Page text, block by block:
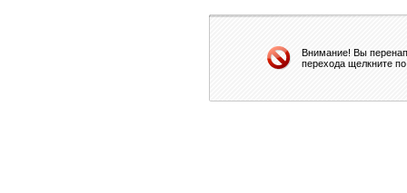
Внимание! Вы
перехода щелкните